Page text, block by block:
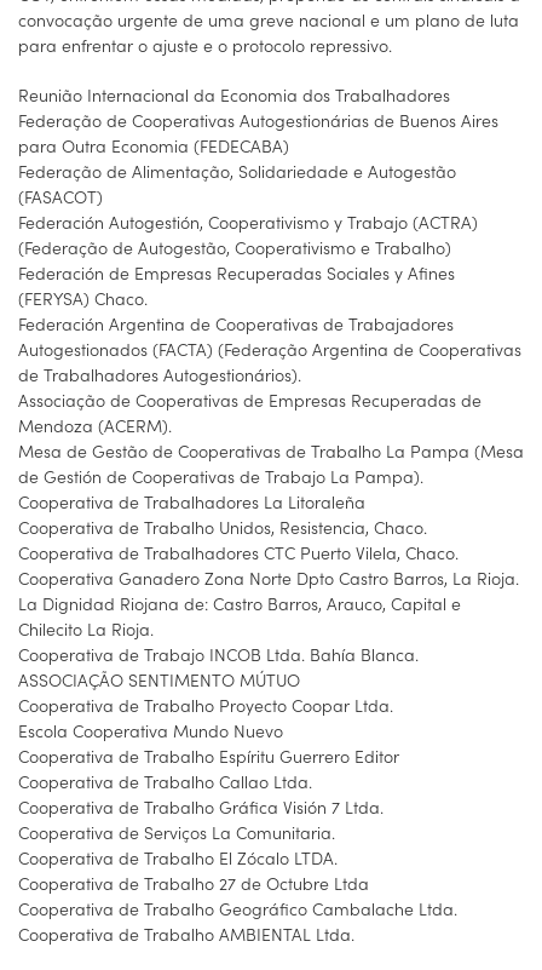
convocação urgente de uma greve nacional e um plano de luta
para enfrentar o ajuste e o protocolo repressivo.
Reunião Internacional da Economia dos Trabalhadores
Federação de Cooperativas Autogestionárias de Buenos Aires
para Outra Economia (FEDECABA)
Federação de Alimentação, Solidariedade e Autogestão
(FASACOT)
Federación Autogestión, Cooperativismo y Trabajo (ACTRA)
(Federação de Autogestão, Cooperativismo e Trabalho)
Federación de Empresas Recuperadas Sociales y Afines
(FERYSA) Chaco.
Federación Argentina de Cooperativas de Trabajadores
Autogestionados (FACTA) (Federação Argentina de Cooperativas
de Trabalhadores Autogestionários).
Associação de Cooperativas de Empresas Recuperadas de
Mendoza (ACERM).
Mesa de Gestão de Cooperativas de Trabalho La Pampa (Mesa
de Gestión de Cooperativas de Trabajo La Pampa).
Cooperativa de Trabalhadores La Litoraleña
Cooperativa de Trabalho Unidos, Resistencia, Chaco.
Cooperativa de Trabalhadores CTC Puerto Vilela, Chaco.
Cooperativa Ganadero Zona Norte Dpto Castro Barros, La Rioja.
La Dignidad Riojana de: Castro Barros, Arauco, Capital e
Chilecito La Rioja.
Cooperativa de Trabajo INCOB Ltda. Bahía Blanca.
ASSOCIAÇÃO SENTIMENTO MÚTUO
Cooperativa de Trabalho Proyecto Coopar Ltda.
Escola Cooperativa Mundo Nuevo
Cooperativa de Trabalho Espíritu Guerrero Editor
Cooperativa de Trabalho Callao Ltda.
Cooperativa de Trabalho Gráfica Visión 7 Ltda.
Cooperativa de Serviços La Comunitaria.
Cooperativa de Trabalho El Zócalo LTDA.
Cooperativa de Trabalho 27 de Octubre Ltda
Cooperativa de Trabalho Geográfico Cambalache Ltda.
Cooperativa de Trabalho AMBIENTAL Ltda.